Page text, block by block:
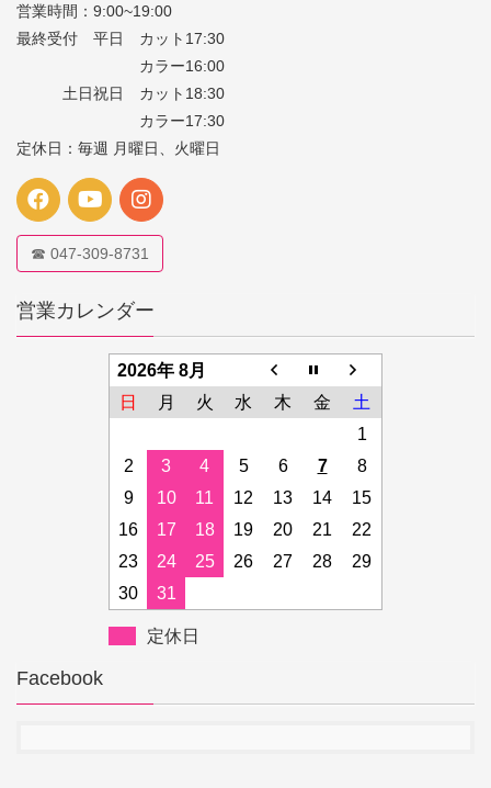
営業時間：9:00~19:00
最終受付 平日 カット17:30
カラー16:00
土日祝日 カット18:30
カラー17:30
定休日：毎週 月曜日、火曜日
☎ 047-309-8731
営業カレンダー
2026年 8月
日
月 火 水 木 金
土
1
2
3 4 5 6 7
8
9
10 11 12 13 14
15
16
17 18 19 20 21
22
23
24 25 26 27 28
29
30
31
定休日
Facebook